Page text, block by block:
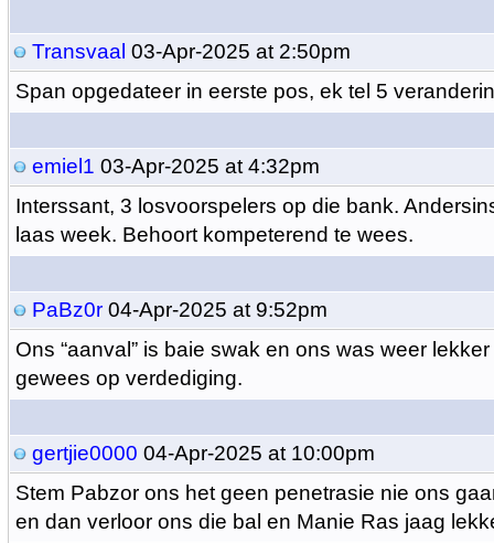
Transvaal 03-Apr-2025 at 2:50pm
Span opgedateer in eerste pos, ek tel 5
emiel1 03-Apr-2025 at 4:32pm
Interssant, 3 losvoorspelers op die bank.
laas week. Behoort kompeterend te wees.
PaBz0r04-Apr-2025 at 9:52pm
Ons “aanval” is baie swak en ons was weer
gewees op verdediging.
gertjie0000 04-Apr-2025 at 10:00pm
Stem Pabzor ons het geen penetrasie nie ons
en dan verloor ons die bal en Manie Ras jaag